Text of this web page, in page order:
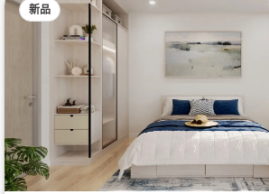
新品